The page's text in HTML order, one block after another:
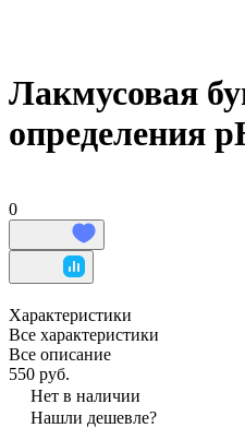
Лакмусовая
определения
0
Характеристики
Все характеристики
Все описание
550 руб.
Нет в наличии
Нашли дешевле?